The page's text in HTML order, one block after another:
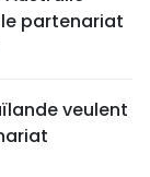
partenariat
veulent